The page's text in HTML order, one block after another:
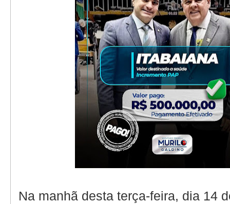
Na manhã desta terça-feira, dia 14